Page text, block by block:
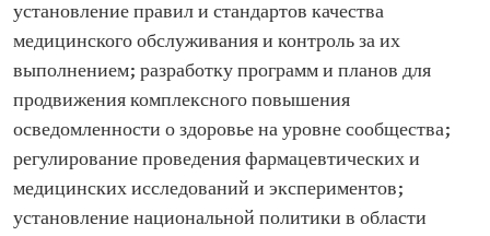
установление правил и стандартов качества
медицинского обслуживания и контроль за их
выполнением; разработку программ и планов для
продвижения комплексного повышения
осведомленности о здоровье на уровне сообщества;
регулирование проведения фармацевтических и
медицинских исследований и экспериментов;
установление национальной политики в области